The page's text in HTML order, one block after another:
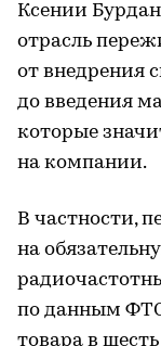
Ксении
отрасль
от внедрения
до введения
которые
на компании.
В частности,
на
по данным
товара в